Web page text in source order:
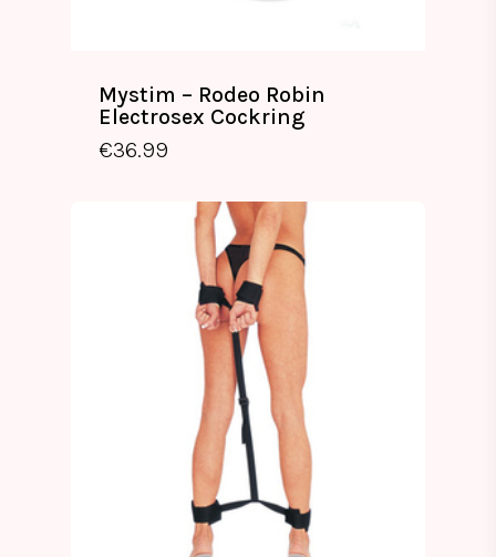
Mystim – Rodeo Robin
Electrosex Cockring
€36.99
€36.99